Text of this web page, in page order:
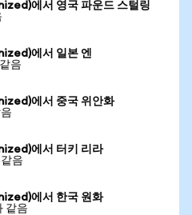
에서 영국 파운드 스털링
에서 일본 엔
음
에서 중국 위안화
에서 터키 리라
음
에서 한국 원화
같음